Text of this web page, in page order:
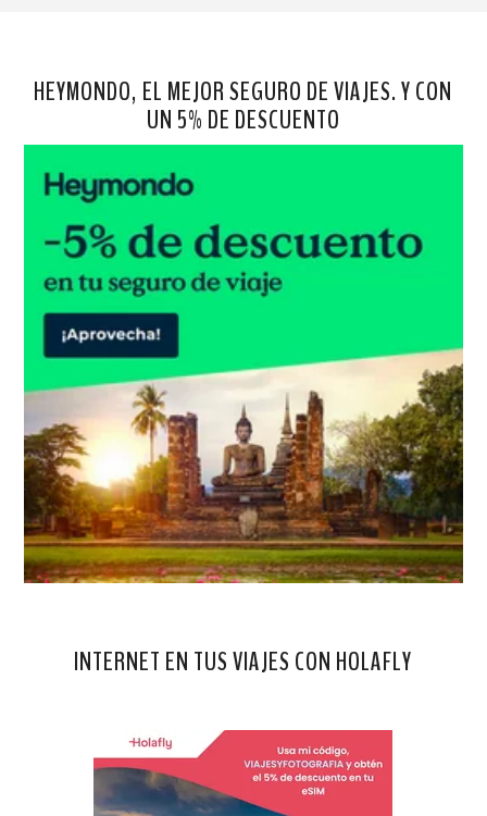
HEYMONDO, EL MEJOR SEGURO DE VIAJES. Y CON
UN 5% DE DESCUENTO
INTERNET EN TUS VIAJES CON HOLAFLY